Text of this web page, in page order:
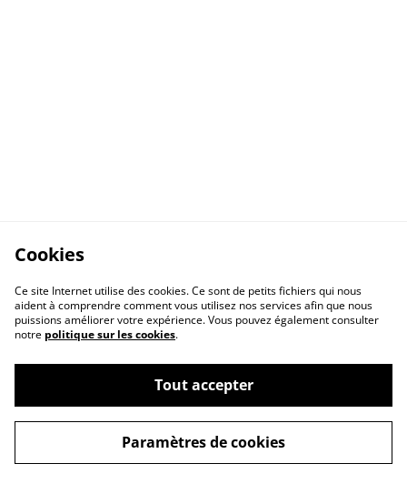
A propos
Buy me a coffee
Politique de cookies
Cookies
Ce site Internet utilise des cookies. Ce sont de petits fichiers qui nous
aident à comprendre comment vous utilisez nos services afin que nous
puissions améliorer votre expérience. Vous pouvez également consulter
notre politique sur les cookies.
Tout accepter
Paramètres de cookies